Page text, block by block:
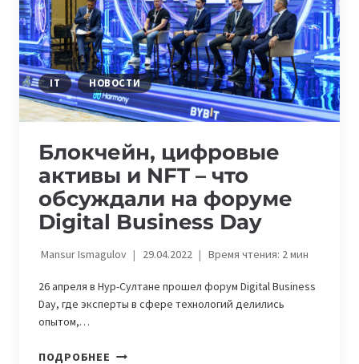
ПОТЕРЬ
IT НОВОСТИ
Блокчейн, цифровые
активы и NFT – что
обсуждали на форуме
Digital Business Day
Mansur Ismagulov 29.04.2022 Время чтения: 2мин
26 апреля в Нур-Султане прошел форум Digital Business
Day, где эксперты в сфере технологий делились
опытом,…
ПОДРОБНЕЕ БЛОКЧЕЙН,